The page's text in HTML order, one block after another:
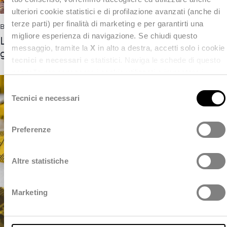
ulteriori cookie statistici e di profilazione avanzati (anche di
terze parti) per finalità di marketing e per garantirti una
migliore esperienza di navigazione. Se chiudi questo
messaggio, tramite la X in alto a destra, accetti solo i cookie
nostraPrivacy Policy
S
e
e
z
o
e
d
e
Tecnici e necessari
Preferenze
Altre statistiche
Marketing
BLOG,GIS,NEXT SMART CITY 28 Marzo 2017
Le mappe, il territorio e la
geolocalizzazione